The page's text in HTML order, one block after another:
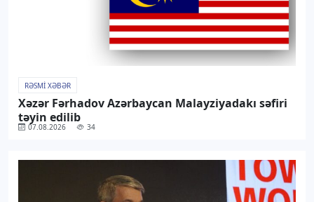
RƏSMI XƏBƏR
Xəzər Fərhadov Azərbaycan Malayziyadakı səfiri
təyin edilib
07.08.2026 34